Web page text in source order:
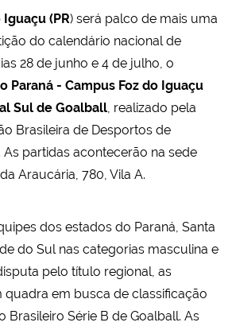
Iguaçu (PR) será palco de mais uma
do calendário nacional de
28 de junho e 4 de julho, o
Paraná - Campus Foz do Iguaçu
Sul de Goalball, realizado pela
Brasileira de Desportos de
As partidas acontecerão na sede
Araucária, 780, Vila A.
dos estados do Paraná, Santa
do Sul nas categorias masculina e
pelo título regional, as
quadra em busca de classificação
Brasileiro Série B de Goalball. As